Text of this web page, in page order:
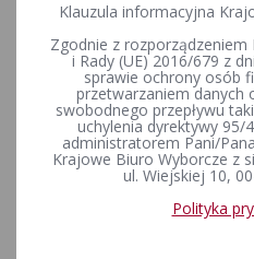
Wyniki głosowania w wyborach
Informacje Komisarza
losowaniach oraz możliwości
zgłoszeń do obwodowych
wyborcze
Informacje Komisarza
Klauzula informacyjna
Zgodnie z
i Rady (UE) 2016/679 z
sprawie ochrony osób
przetwarzaniem danych
swobodnego przepływu
uchylenia dyrektywy 95/
administratorem Pani/
Krajowe Biuro Wyborcze z
ul. Wiejskiej 10,
Polityka